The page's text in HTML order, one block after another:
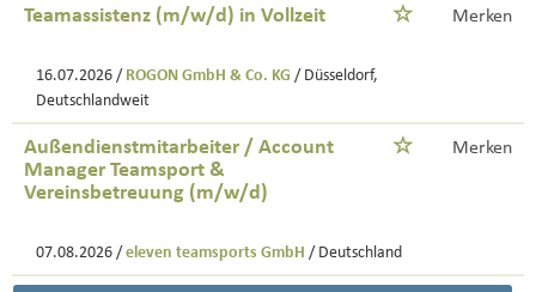
Teamassistenz (m/w/d) in Vollzeit Merken
16.07.2026 / ROGON GmbH & Co. KG / Düsseldorf,
Deutschlandweit
Außendienstmitarbeiter / Account
Manager Teamsport &
Vereinsbetreuung (m/w/d)
Merken
07.08.2026 / eleven teamsports GmbH / Deutschland